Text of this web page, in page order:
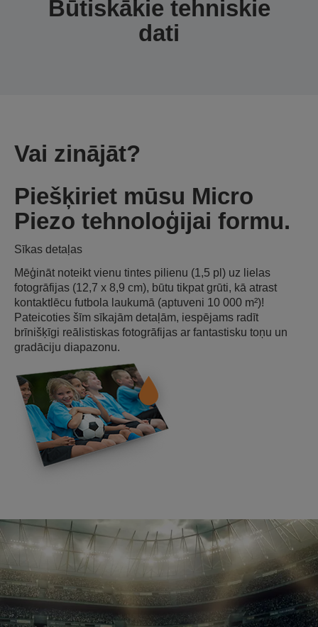
Būtiskākie tehniskie
dati
Vai zinājāt?
Piešķiriet mūsu Micro
Piezo tehnoloģijai formu.
Sīkas detaļas
Mēģināt noteikt vienu tintes pilienu (1,5 pl) uz lielas
fotogrāfijas (12,7 x 8,9 cm), būtu tikpat grūti, kā atrast
kontaktlēcu futbola laukumā (aptuveni 10 000 m²)!
Pateicoties šīm sīkajām detaļām, iespējams radīt
brīnišķīgi reālistiskas fotogrāfijas ar fantastisku toņu un
gradāciju diapazonu.